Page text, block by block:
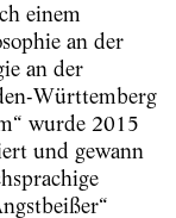
einem
an der
an der
Württemberg
wurde 2015
und gewann